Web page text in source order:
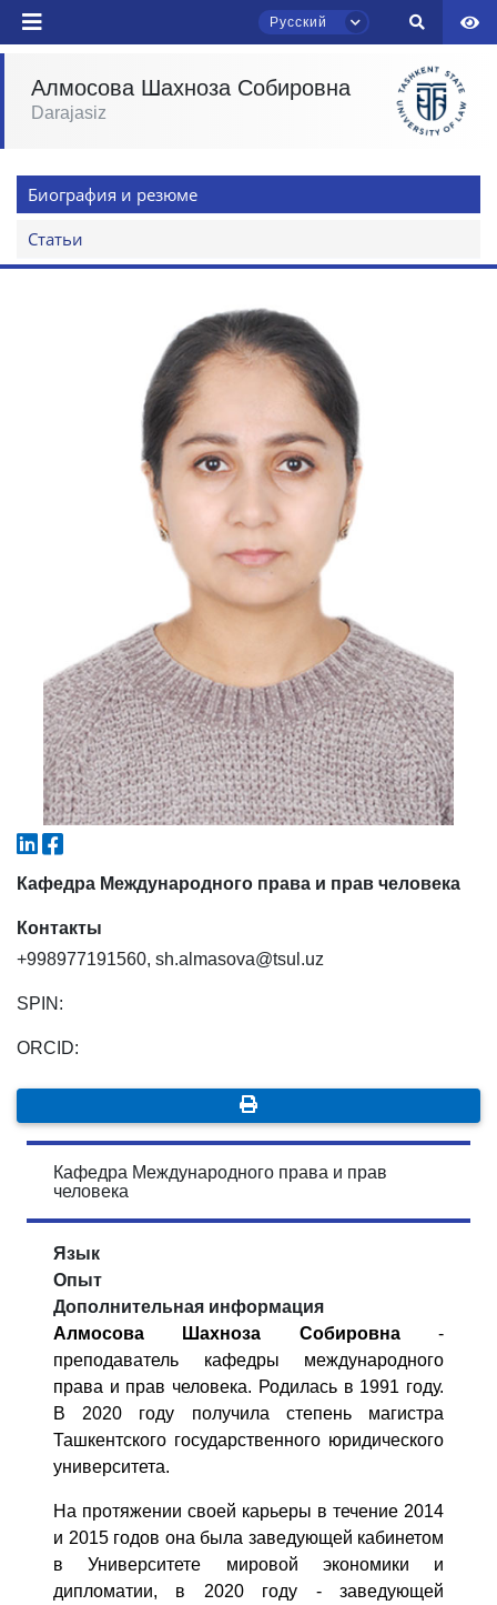
Русский
Алмосова Шахноза Собировна
Darajasiz
Биография и резюме
Статьи
Кафедра Международного права и прав человека
Контакты
+998977191560, sh.almasova@tsul.uz
SPIN:
ORCID:
Кафедра Международного права и прав
человека
Язык
Опыт
Дополнительная информация
Алмосова Шахноза Собировна-
преподаватель кафедры международного
права и прав человека. Родилась в 1991 году.
В 2020 году получила степень магистра
Ташкентского государственного юридического
университета.
На протяжении своей карьеры в течение 2014
и 2015 годов она была заведующей кабинетом
в Университете мировой экономики и
дипломатии, в 2020 году - заведующей
Чат приёмной комиссии ТГЮУ
Здравствуйте! Добро пожаловать в чат
Выберите тему — затем появятся
конкретные вопросы:
1. Документы (бакалавр) (5)
6. Онлайн-заявки (15)
✉️ Написать администратору